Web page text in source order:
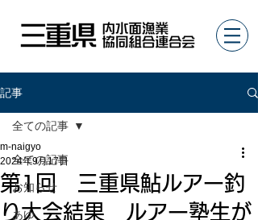
記事
全ての記事
お知らせ
あゆ
全ての記事
第1回 三重県鮎ルアー釣
り大会結果 ルアー塾生が
m-naigyo
2024年9月17日